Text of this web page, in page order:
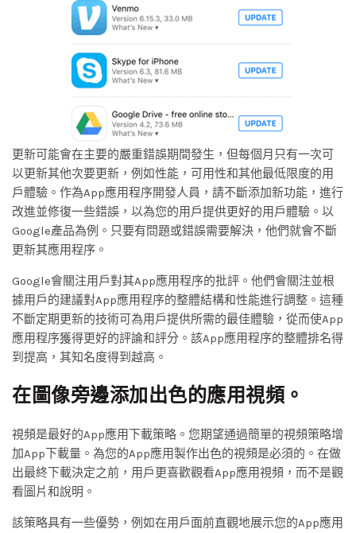
更新可能會在主要的嚴重錯誤期間發生，但每個月只有一次可
以更新其他次要更新，例如性能，可用性和其他最低限度的用
戶體驗。作為App應用程序開發人員，請不斷添加新功能，進行
改進並修復一些錯誤，以為您的用戶提供更好的用戶體驗。以
Google產品為例。只要有問題或錯誤需要解決，他們就會不斷
更新其應用程序。
Google會關注用戶對其App應用程序的批評。他們會關注並根
據用戶的建議對App應用程序的整體結構和性能進行調整。這種
不斷定期更新的技術可為用戶提供所需的最佳體驗，從而使App
應用程序獲得更好的評論和評分。該App應用程序的整體排名得
到提高，其知名度得到越高。
在圖像旁邊添加出色的應用視頻。
視頻是最好的App應用下載策略。您期望通過簡單的視頻策略增
加App下載量。為您的App應用製作出色的視頻是必須的。在做
出最終下載決定之前，用戶更喜歡觀看App應用視頻，而不是觀
看圖片和說明。
該策略具有一些優勢，例如在用戶面前直觀地展示您的App應用